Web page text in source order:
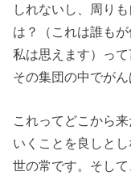
しれないし、周り
は？（これは誰も
私は思えます）っ
その集団の中でが
これってどこから
いくことを良しと
世の常です。そし